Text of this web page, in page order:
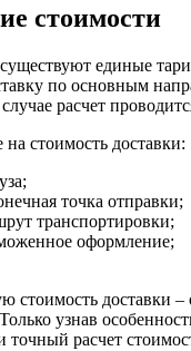
стоимости
существуют единые
по основным
расчет
стоимость доставки:
точка отправки;
транспортировки;
оформление;
стоимость доставки –
узнав
расчет